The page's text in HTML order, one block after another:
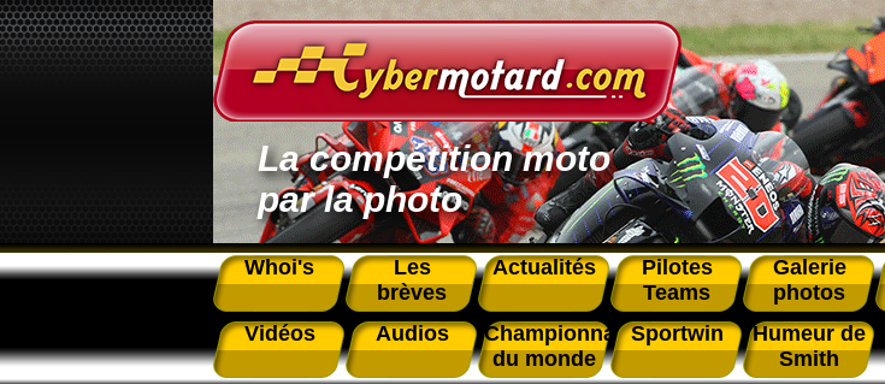
La compétition moto
par la photo
Whoi's
Les
brèves
Actualités
Pilotes
Teams
Galerie
photos
Vidéos
Audios
Championnat
du monde
Sportwin
Humeur de
Smith